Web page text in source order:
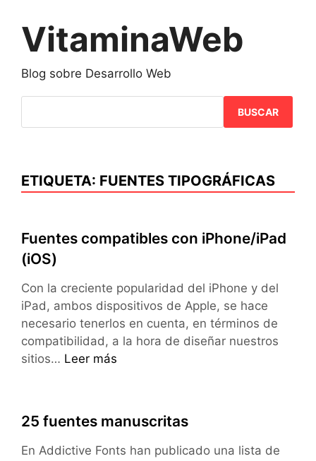
contenido
VitaminaWeb
Blog sobre Desarrollo Web
BUSCAR
ETIQUETA: FUENTES TIPOGRÁFICAS
Fuentes compatibles con iPhone/iPad
(iOS)
Con la creciente popularidad del iPhone y del
iPad, ambos dispositivos de Apple, se hace
necesario tenerlos en cuenta, en términos de
compatibilidad, a la hora de diseñar nuestros
sitios… Fuentes
(iOS)
Leer más
25 fuentes manuscritas
En Addictive Fonts han publicado una lista de